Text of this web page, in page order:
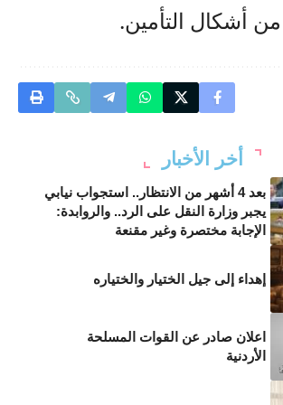
أشكال التأمين.
أخر الأخبار
بعد 4 أشهر من الانتظار.. استجواب نيابي
يجبر وزارة النقل على الرد.. والروابدة:
الإجابة مختصرة وغير مقنعة
إهداء إلى جيل الختيار والختياره
اعلان صادر عن القوات المسلحة
الأردنية